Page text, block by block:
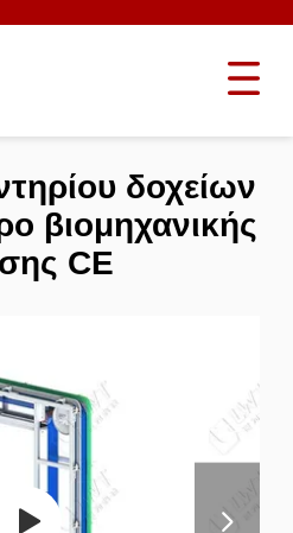
δοχείων
βιομηχανικής
CE